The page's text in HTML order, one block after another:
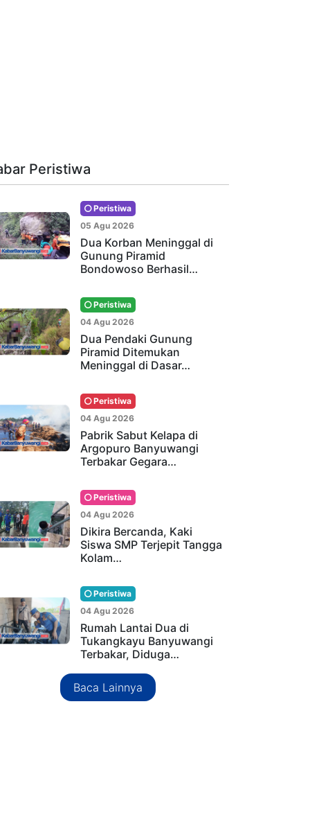
Peristiwa
Peristiwa
05 Agu 2026
Dua Korban Meninggal di
Gunung Piramid
Bondowoso Berhasil…
Peristiwa
04 Agu 2026
Dua Pendaki Gunung
Piramid Ditemukan
Meninggal di Dasar…
Peristiwa
04 Agu 2026
Pabrik Sabut Kelapa di
Argopuro Banyuwangi
Terbakar Gegara…
Peristiwa
04 Agu 2026
Dikira Bercanda, Kaki
Siswa SMP Terjepit Tangga
Kolam…
Peristiwa
04 Agu 2026
Rumah Lantai Dua di
Tukangkayu Banyuwangi
Terbakar, Diduga…
Baca Lainnya